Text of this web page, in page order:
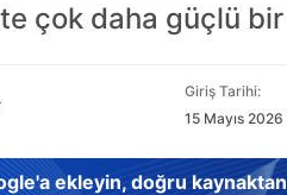
çok daha güçlü bir
Giriş Tarihi:
15 Mayıs
ekleyin, doğru